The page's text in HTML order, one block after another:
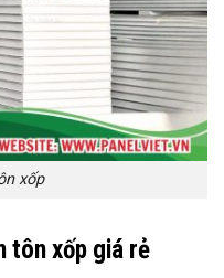
xốp
tôn xốp giá rẻ